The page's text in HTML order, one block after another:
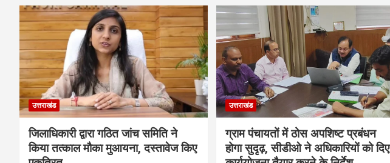
उत्तराखंड
जिलाधिकारी द्वारा गठित जांच समिति ने
किया तत्काल मौका मुआयना, दस्तावेज किए
उत्तराखंड
ग्राम पंचायतों में ठोस अपशिष्ट प्रबंधन
होगा सुदृढ़, सीडीओ ने अधिकारियों को दिए